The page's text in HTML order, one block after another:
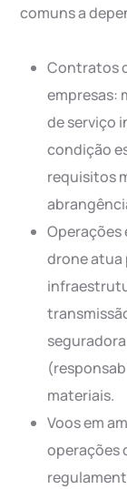
comuns a
Contratos
empresas:
de serviço
condição
requisitos
drone atua
materiais.
Voos em
operações